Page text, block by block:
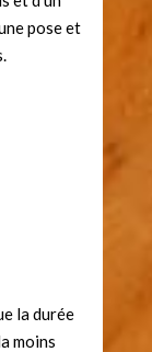
pose et
la durée
moins